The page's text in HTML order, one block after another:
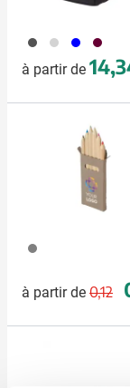
387 027 005 010
à partir de
003
à partir de
Prix
0,12